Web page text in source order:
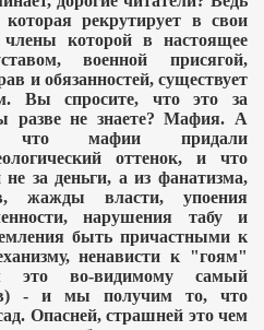
рекрутирует в свои
которой в настоящее
военной присягой,
и обязанностей, существует
Вы спросите, что это за
разве не знаете? Мафия. А
что мафии придали
оттенок, и что
за деньги, а из фанатизма,
жажды власти, упоения
нарушения табу и
быть причастными к
ненависти к "гоям"
во-видимому самый
- и мы получим то, что
Опасней, страшней это чем